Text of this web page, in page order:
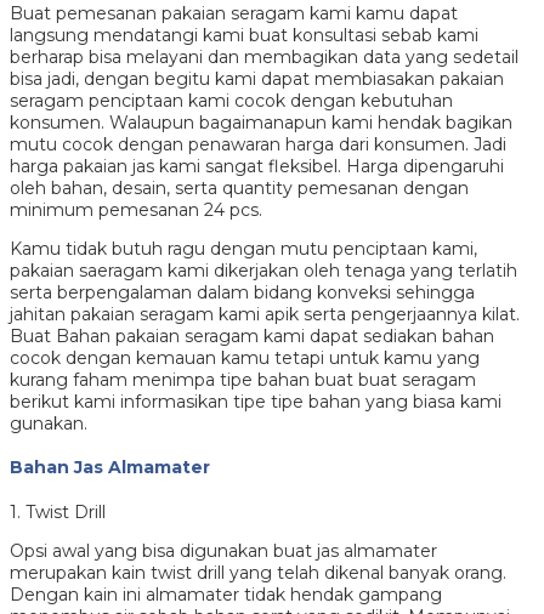
Buat pemesanan pakaian seragam kami kamu dapat
langsung mendatangi kami buat konsultasi sebab kami
berharap bisa melayani dan membagikan data yang sedetail
bisa jadi, dengan begitu kami dapat membiasakan pakaian
seragam penciptaan kami cocok dengan kebutuhan
konsumen. Walaupun bagaimanapun kami hendak bagikan
mutu cocok dengan penawaran harga dari konsumen. Jadi
harga pakaian jas kami sangat fleksibel. Harga dipengaruhi
oleh bahan, desain, serta quantity pemesanan dengan
minimum pemesanan 24 pcs.
Kamu tidak butuh ragu dengan mutu penciptaan kami,
pakaian saeragam kami dikerjakan oleh tenaga yang terlatih
serta berpengalaman dalam bidang konveksi sehingga
jahitan pakaian seragam kami apik serta pengerjaannya kilat.
Buat Bahan pakaian seragam kami dapat sediakan bahan
cocok dengan kemauan kamu tetapi untuk kamu yang
kurang faham menimpa tipe bahan buat buat seragam
berikut kami informasikan tipe tipe bahan yang biasa kami
gunakan.
Bahan Jas Almamater
1. Twist Drill
Opsi awal yang bisa digunakan buat jas almamater
merupakan kain twist drill yang telah dikenal banyak orang.
Dengan kain ini almamater tidak hendak gampang